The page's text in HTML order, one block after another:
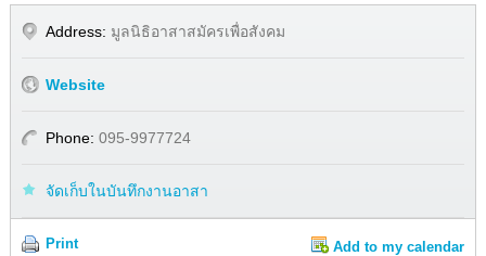
Address: มูลนิธิอาสาสมัครเพื่อสังคม
Website
Phone: 095-9977724
จัดเก็บในบันทึกงานอาสา
Print Add to my calendar